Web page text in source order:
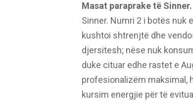
Masat paraprake të Sinner.
Sinner. Numri 2 i botës nuk
kushtoi shtrenjtë dhe
djersitesh; nëse nuk
duke cituar edhe rastet e
profesionalizëm maksimal,
kursim energjie për të